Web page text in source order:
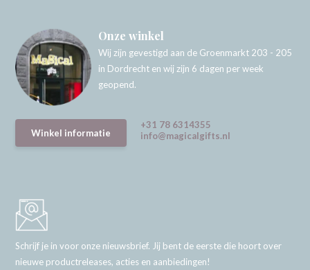
Onze winkel
Wij zijn gevestigd aan de Groenmarkt 203 - 205
in Dordrecht en wij zijn 6 dagen per week
geopend.
Winkel informatie
+31 78 6314355
info@magicalgifts.nl
Schrijf je in voor onze nieuwsbrief. Jij bent de eerste die hoort over
nieuwe productreleases, acties en aanbiedingen!